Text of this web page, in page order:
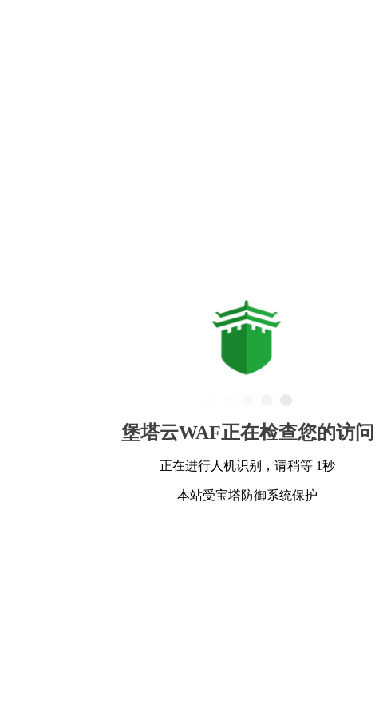
堡塔云WAF正在检查您的访问
正在进行人机识别，请稍等 1秒
本站受宝塔防御系统保护